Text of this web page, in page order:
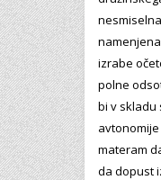
izrabe
polne
bi v skladu
materam
da dopust